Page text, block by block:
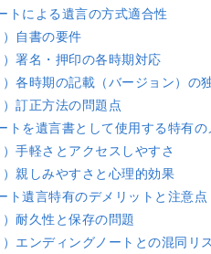
による遺言の方式適合性
）自書の要件
）署名・押印の各時期対応
）各時期の記載（バージョン）の
）訂正方法の問題点
を遺言書として使用する特有の
）手軽さとアクセスしやすさ
）親しみやすさと心理的効果
遺言特有のデメリットと注意点
）耐久性と保存の問題
）エンディングノートとの混同リ